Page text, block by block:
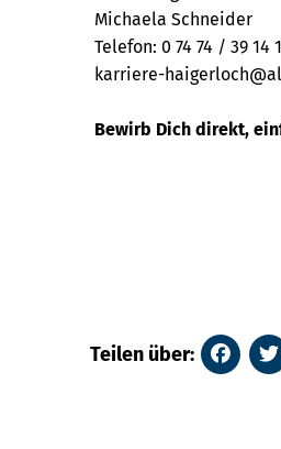
Michaela Schneider
Telefon: 0 74 74 / 39 14
karriere-
Bewirb Dich direkt,
Teilen über: